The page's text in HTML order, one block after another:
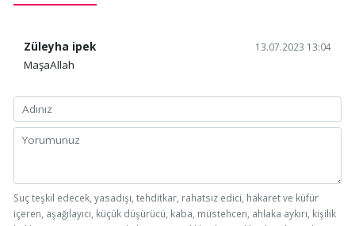
Züleyha ipek 13.07.2023 13:04
MaşaAllah
Suç teşkil edecek, yasadışı, tehditkar, rahatsız edici, hakaret ve küfür
içeren, aşağılayıcı, küçük düşürücü, kaba, müstehcen, ahlaka aykırı, kişilik